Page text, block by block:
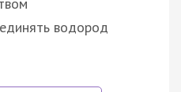
водород